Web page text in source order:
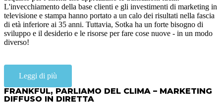
L'invecchiamento della base clienti e gli investimenti di marketing in
televisione e stampa hanno portato a un calo dei risultati nella fascia
di età inferiore ai 35 anni. Tuttavia, Sotka ha un forte bisogno di
sviluppo e il desiderio e le risorse per fare cose nuove - in un modo
diverso!
Leggi di più
FRANKFUL, PARLIAMO DEL CLIMA – MARKETING
DIFFUSO IN DIRETTA